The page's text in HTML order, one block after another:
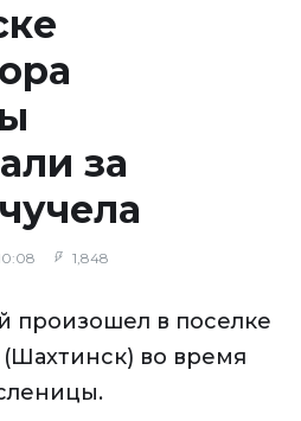
за
1,848
произошел в поселке
во время